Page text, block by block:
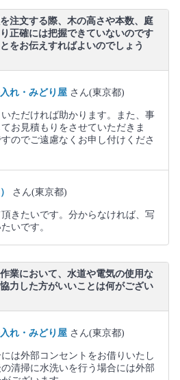
注文する際、木の高さや本数、庭
正確には把握できていないのです
をお伝えすればよいのでしょう
れ・みどり屋 さん(東京都)
ただければ助かります。また、事
お見積もりをさせていただきま
のでご遠慮なくお申し付けくださ
さん(東京都)
きたいです。分からなければ、写
いです。
業において、水道や電気の使用な
力した方がいいことは何がござい
れ・みどり屋 さん(東京都)
は外部コンセントをお借りいたし
清掃に水洗いを行う場合には外部